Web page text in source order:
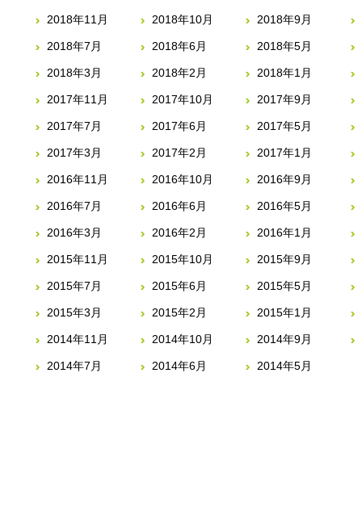
2018年11月 2018年10月 2018年9月
2018年7月 2018年6月 2018年5月
2018年3月 2018年2月 2018年1月
2017年11月 2017年10月 2017年9月
2017年7月 2017年6月 2017年5月
2017年3月 2017年2月 2017年1月
2016年11月 2016年10月 2016年9月
2016年7月 2016年6月 2016年5月
2016年3月 2016年2月 2016年1月
2015年11月 2015年10月 2015年9月
2015年7月 2015年6月 2015年5月
2015年3月 2015年2月 2015年1月
2014年11月 2014年10月 2014年9月
2014年7月 2014年6月 2014年5月